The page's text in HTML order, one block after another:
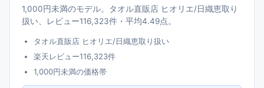
1,000円未満のモデル。タオル直販店 ヒオリエ/日織恵取り
扱い、レビュー116,323件・平均4.49点。
タオル直販店 ヒオリエ/日織恵取り扱い
楽天レビュー116,323件
1,000円未満の価格帯